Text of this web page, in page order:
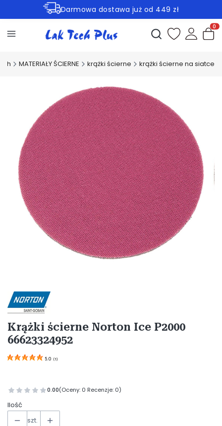
Darmowa dostawa już od 449 zł
Rabaty -30% na wybrane produkty
Otwórz
MATERIAŁY ŚCIERNE krążki ścierne krążki ścierne na siatce
Etykiety
Krążki ścierne Norton Ice P2000
66623324952
5.0 (1)
0.00(Oceny: 0 Recenzje: 0)
Ilość
szt.